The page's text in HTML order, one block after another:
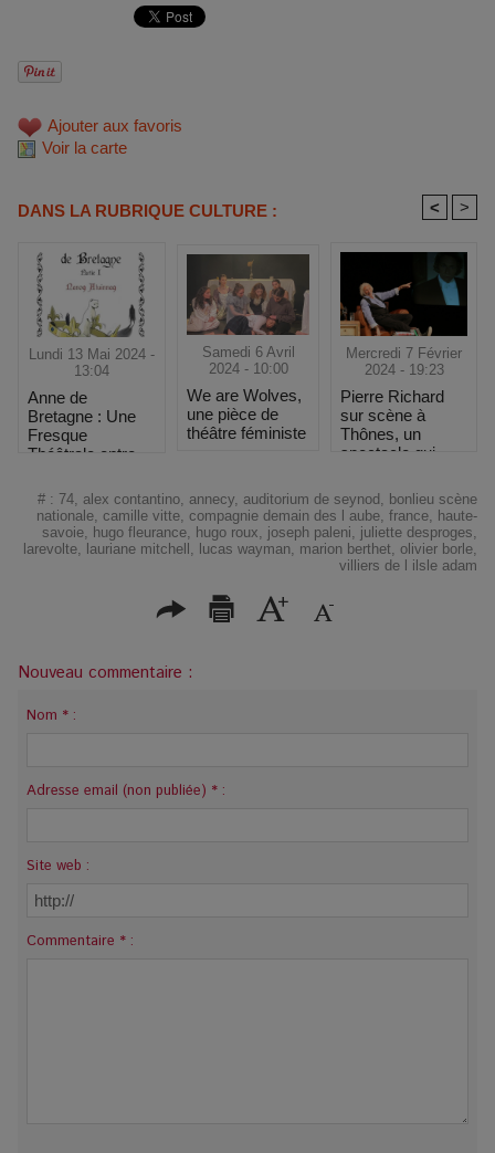
Ajouter aux favoris
Voir la carte
DANS LA RUBRIQUE CULTURE : < >
Lundi 13 Mai 2024 -
13:04
Anne de
Bretagne : Une
Fresque
Théâtrale entre
Tragédie
Samedi 6 Avril
2024 - 10:00
We are Wolves,
une pièce de
théâtre féministe
Mercredi 7 Février
2024 - 19:23
Pierre Richard
sur scène à
Thônes, un
spectacle qui
image
# : 74, alex contantino, annecy, auditorium de seynod , bonlieu scène
nationale, camille vitte, compagnie demain des l aube, france, haute-
savoie, hugo fleurance, hugo roux, joseph paleni, juliette desproges,
larevolte, lauriane mitchell , lucas wayman, marion berthet, olivier borle,
villiers de l ilsle adam
Nouveau commentaire :
Nom * :
Adresse email (non publiée) * :
Site web :
Commentaire * :